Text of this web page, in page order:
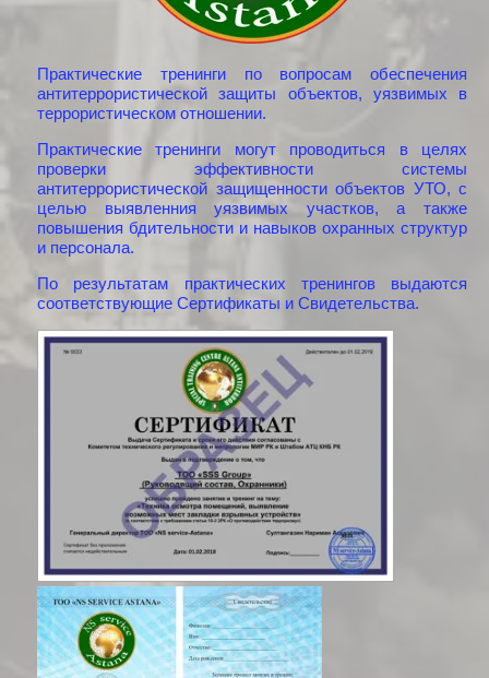
Практические тренинги по вопросам обеспечения
антитеррористической защиты объектов, уязвимых в
террористическом отношении.
Практические тренинги могут проводиться в целях
проверки эффективности системы
антитеррористической защищенности объектов УТО, с
целью выявленния уязвимых участков, а также
повышения бдительности и навыков охранных структур
и персонала.
По результатам практических тренингов выдаются
соответствующие Сертификаты и Свидетельства.